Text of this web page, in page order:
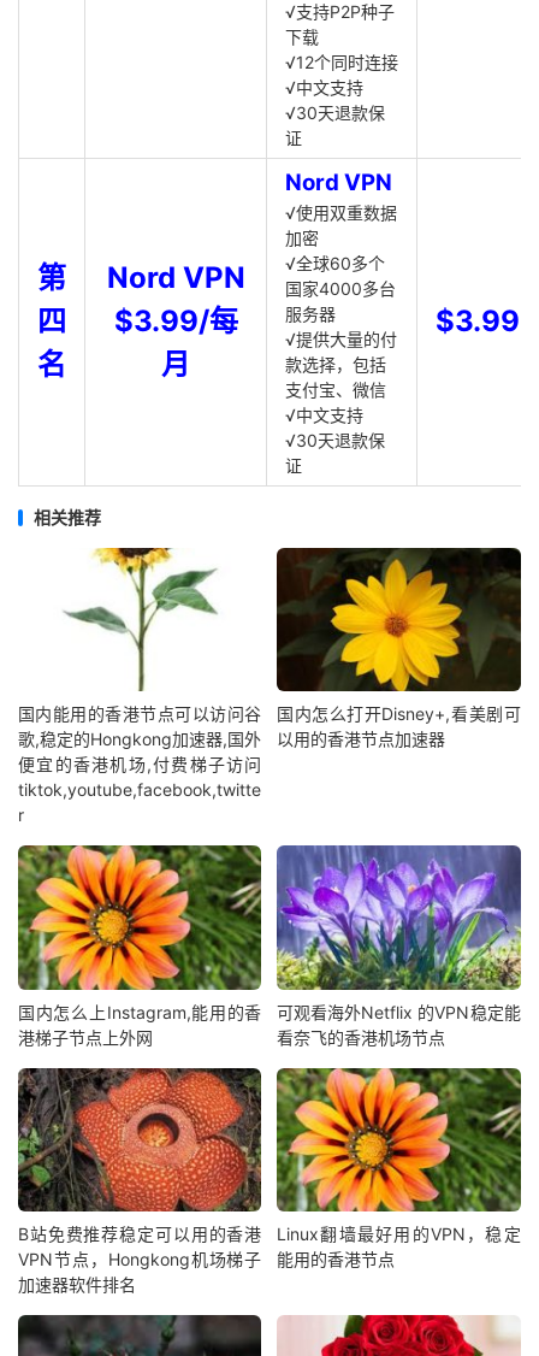
√支持P2P种子
下载
√12个同时连接
√中文支持
√30天退款保
证
第
四
名
Nord VPN
$3.99/每
月
Nord VPN
√使用双重数据
加密
√全球60多个
国家4000多台
服务器
√提供大量的付
款选择，包括
支付宝、微信
√中文支持
√30天退款保
证
$3.99
相关推荐
国内能用的香港节点可以访问谷
歌,稳定的Hongkong加速器,国外
便宜的香港机场,付费梯子访问
tiktok,youtube,facebook,twitte
r
国内怎么打开Disney+,看美剧可
以用的香港节点加速器
国内怎么上Instagram,能用的香
港梯子节点上外网
可观看海外Netflix 的VPN稳定能
看奈飞的香港机场节点
B站免费推荐稳定可以用的香港
VPN节点，Hongkong机场梯子
加速器软件排名
Linux翻墙最好用的VPN，稳定
能用的香港节点